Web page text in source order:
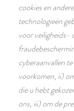
cookies en
technologieën
voor veiligheids-
cyberaanvallen
voorkomen, ii)
die u hebt
ons, iii) om de